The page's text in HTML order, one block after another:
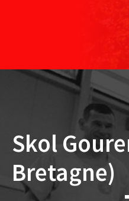
Skol
Bretagne)